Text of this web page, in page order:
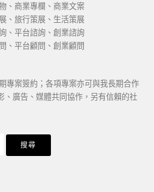
、商業專欄、商業文案
、旅行策展、生活策展
、平台諮詢、創業諮詢
、平台顧問、創業顧問
專案簽約；各項專案亦可與我長期合作
、廣告、媒體共同協作，另有信賴的社